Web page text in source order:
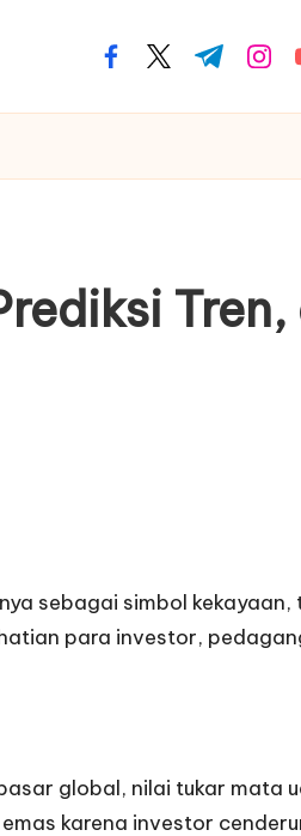
facebook.com
twitter.com
t.me
sebagai simbol
para investor,
global, nilai tukar mata
karena investor